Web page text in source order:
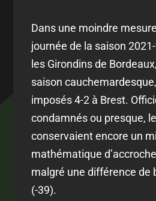
Dans une moindre
journée de la saison
les Girondins de
saison
imposés 4-2 à Brest.
condamnés ou presque,
conservaient encore un
mathématique
malgré une différence de
(-39).